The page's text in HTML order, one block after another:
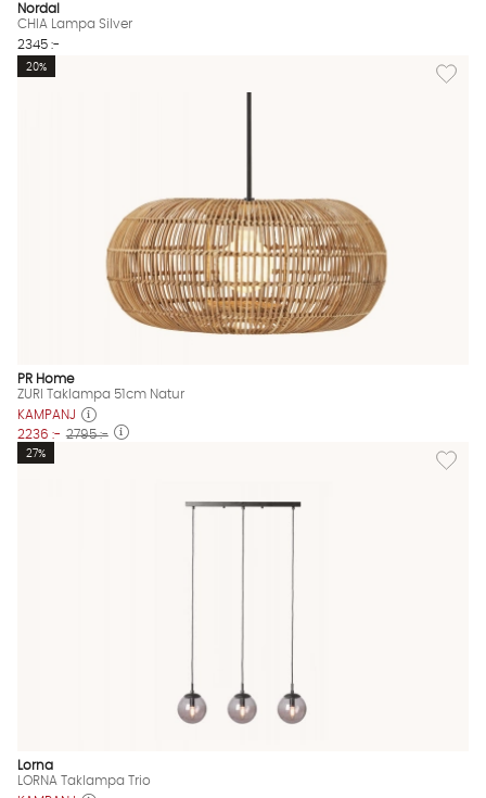
Nordal
CHIA Lampa Silver
2345 :-
Lägg
20%
PR Home
ZURI Taklampa 51cm Natur
KAMPANJ
2236 :- 2795 :-
Lägg
27%
Lorna
LORNA Taklampa Trio